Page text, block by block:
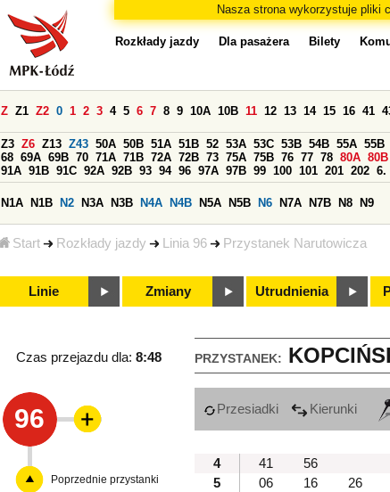
Nasza strona wykorzystuje pliki
Start Rozkłady jazdy Linia 96 Przystanek Narutowicza
Rozkłady jazdy Dla pasażera Bilety
Z Z1 Z2 0 1 2 3 4 5 6 7 8 9 10A 10B 11 12 13 14 15 16 41
Z3 Z6 Z13 Z43 50A 50B 51A 51B 52 53A 53C 53B 54B 55A 55B
68 69A 69B 70 71A 71B 72A 72B 73 75A 75B 76 77 78 80A 80B
91A 91B 91C 92A 92B 93 94 96 97A 97B 99 100 101 201 202 6.
N1A N1B N2 N3A N3B N4A N4B N5A N5B N6 N7A N7B N8 N9
Linie Zmiany Utrudnienia
PRZYSTANEK:
Czas przejazdu dla: 8:48
96 Przesiadki Kierunki
4
41
56
5
06 16 26
Poprzednie przystanki